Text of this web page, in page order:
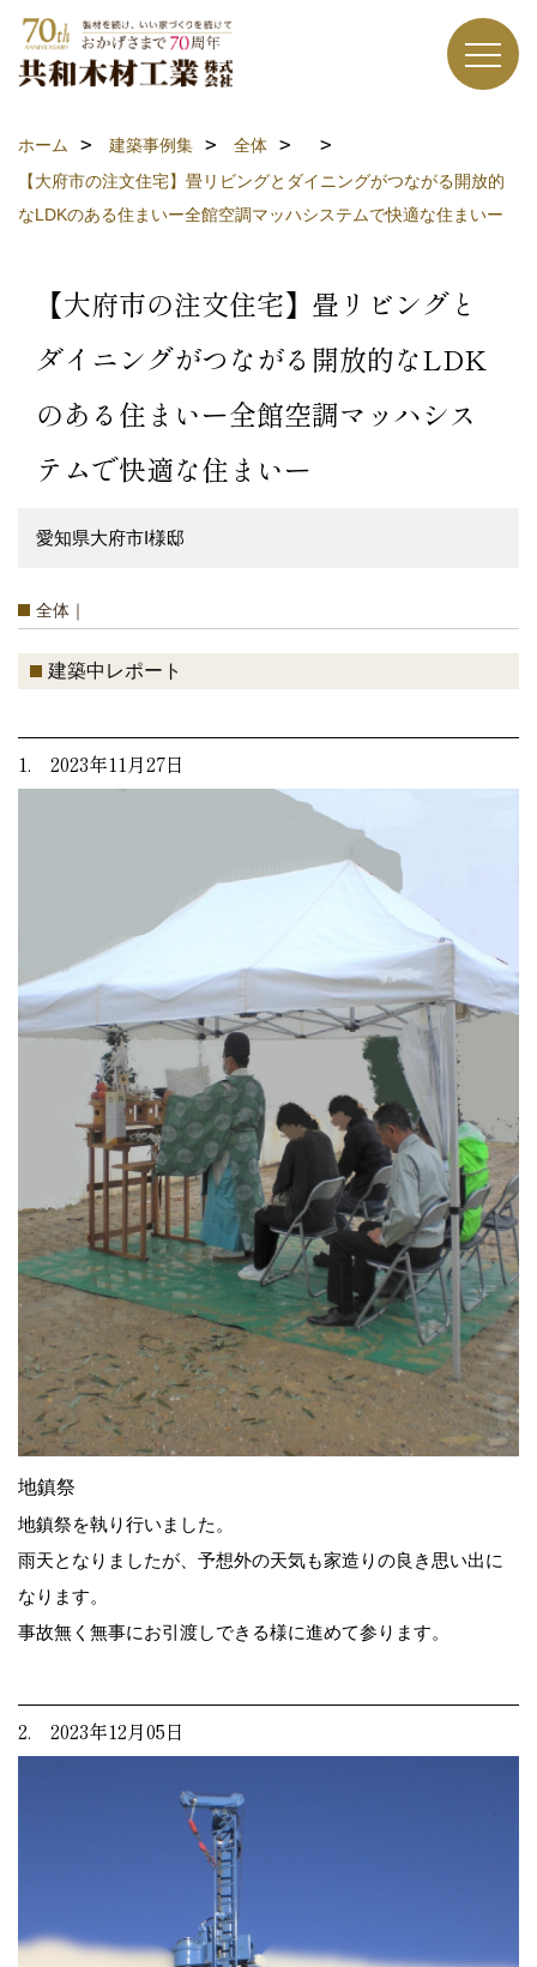
ホーム 建築事例集
全体
【大府市の注文住宅】畳リビングとダイニングがつながる開放的
なLDKのある住まいー全館空調マッハシステムで快適な住まいー
【大府市の注文住宅】畳リビングと
ダイニングがつながる開放的なLDK
のある住まいー全館空調マッハシス
テムで快適な住まいー
愛知県大府市I様邸
全体｜
建築中レポート
1. 2023年11月27日
地鎮祭
地鎮祭を執り行いました。
雨天となりましたが、予想外の天気も家造りの良き思い出に
なります。
事故無く無事にお引渡しできる様に進めて参ります。
2. 2023年12月05日